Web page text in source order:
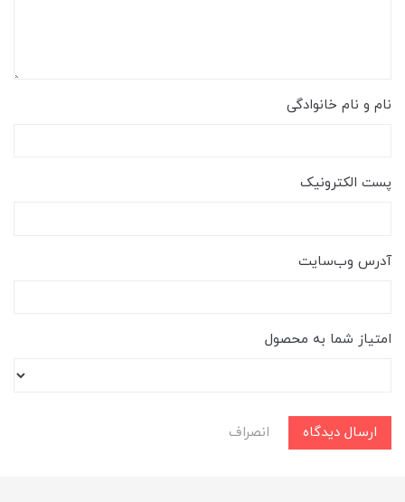
نام و نام خانوادگی
پست الکترونیک
آدرس وب‌سایت
امتیاز شما به محصول
ارسال دیدگاه انصراف